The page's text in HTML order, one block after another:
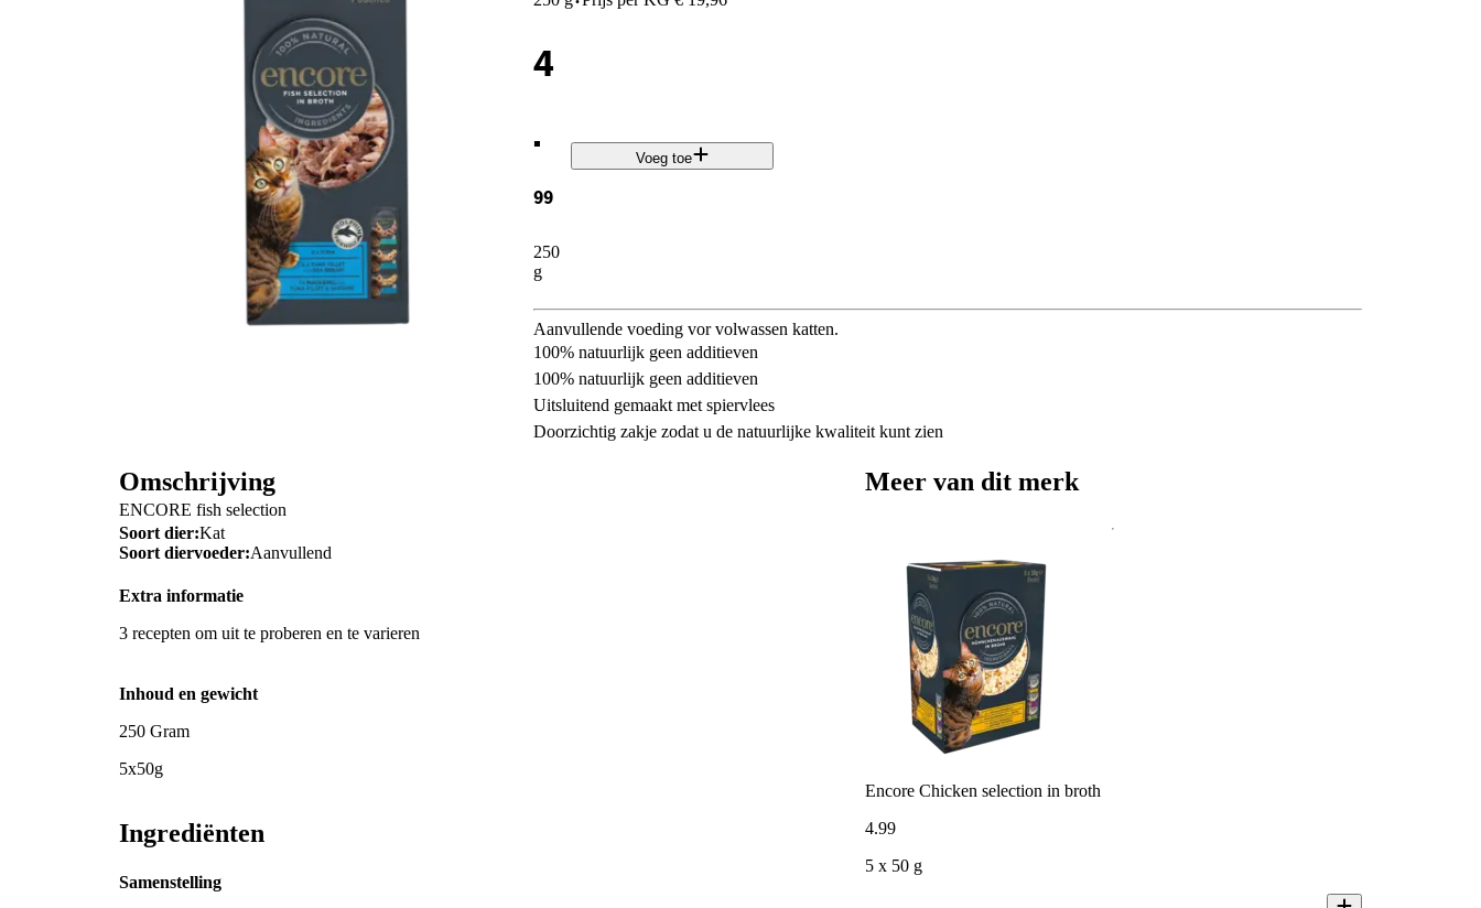
4
.
99
250
g
Voeg toe
Aanvullende voeding vor volwassen katten.
100% natuurlijk geen additieven
100% natuurlijk geen additieven
Uitsluitend gemaakt met spiervlees
Doorzichtig zakje zodat u de natuurlijke kwaliteit kunt zien
Omschrijving
ENCORE fish selection
Soort dier:Kat
Soort diervoeder:Aanvullend
Extra informatie
3 recepten om uit te proberen en te varieren
Inhoud en gewicht
250 Gram
5x50g
Ingrediënten
Samenstelling
Meer van dit merk
Encore Chicken selection in broth
4.99
5 x 50 g